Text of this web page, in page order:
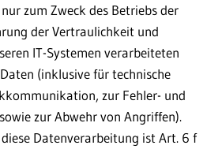
zum Zweck des Betriebs der
der Vertraulichkeit und
IT-Systemen verarbeiteten
(inklusive für technische
zur Fehler- und
zur Abwehr von Angriffen).
Datenverarbeitung ist Art. 6 f